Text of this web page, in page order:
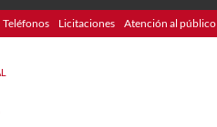
Teléfonos Licitaciones Atención al público